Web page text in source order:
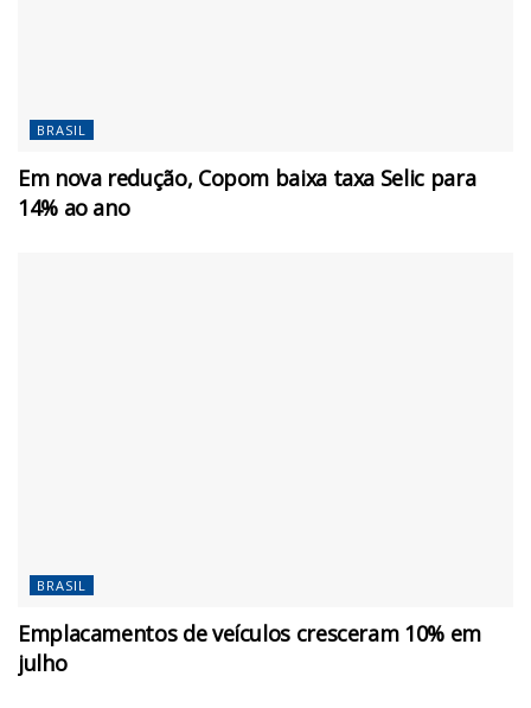
BRASIL
Em nova redução, Copom baixa taxa Selic para
14% ao ano
BRASIL
Emplacamentos de veículos cresceram 10% em
julho